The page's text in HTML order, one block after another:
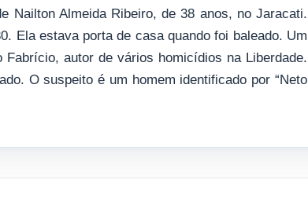
Nailton Almeida Ribeiro, de 38 anos, no Jaracati.
Ela estava porta de casa quando foi baleado. Um
autor de vários homicídios na Liberdade.
O suspeito é um homem identificado por “Neto